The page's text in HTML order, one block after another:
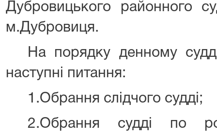
Дубровицького районного
м.Дубровиця.
На порядку денному
наступні питання:
1.Обрання слідчого судді;
2.Обрання судді по